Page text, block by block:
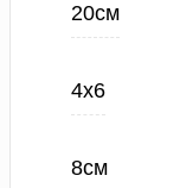
20см
4х6
8см